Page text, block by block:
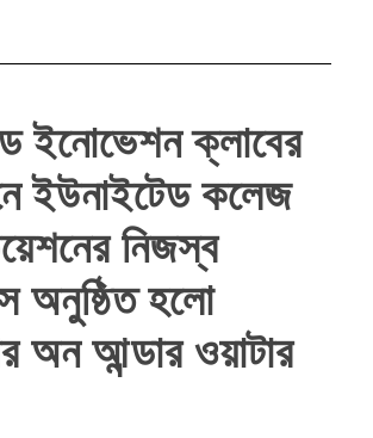
ইনোভেশন ক্লাবের
ইউনাইটেড কলেজ
নিজস্ব
অনুষ্ঠিত হলো
অন আন্ডার ওয়াটার